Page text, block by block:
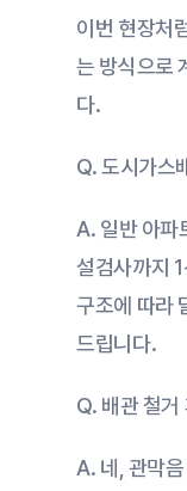
이번 현장처
는 방식으로
다.
Q. 도시가스
A. 일반 아파
설검사까지
구조에 따라
드립니다.
Q. 배관 철거
A. 네, 관막